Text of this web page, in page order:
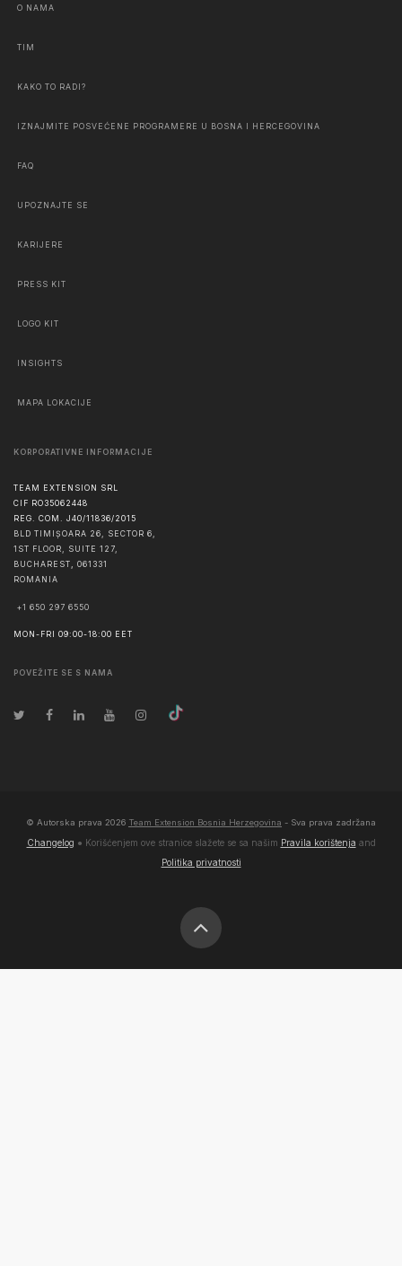
O NAMA
TIM
KAKO TO RADI?
IZNAJMITE POSVEĆENE PROGRAMERE U BOSNA I HERCEGOVINA
FAQ
UPOZNAJTE SE
KARIJERE
PRESS KIT
LOGO KIT
INSIGHTS
MAPA LOKACIJE
KORPORATIVNE INFORMACIJE
TEAM EXTENSION SRL
CIF RO35062448
REG. COM. J40/11836/2015
BLD TIMIȘOARA 26, SECTOR 6,
1ST FLOOR, SUITE 127,
BUCHAREST
061331
ROMANIA
+1 650 297 6550
MON-FRI 09:00-18:00 EET
POVEŽITE SE S NAMA
© Autorska prava 2026 Team Extension Bosnia Herzegovina - Sva prava zadržana
Changelog ● Korišćenjem ove stranice slažete se sa našim Pravila korištenja and
Politika privatnosti